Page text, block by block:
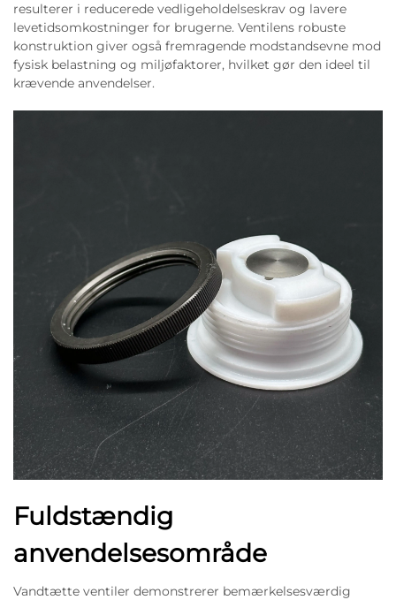
resulterer i reducerede vedligeholdelseskrav og lavere
levetidsomkostninger for brugerne. Ventilens robuste
konstruktion giver også fremragende modstandsevne mod
fysisk belastning og miljøfaktorer, hvilket gør den ideel til
krævende anvendelser.
Fuldstændig
anvendelsesområde
Vandtætte ventiler demonstrerer bemærkelsesværdig